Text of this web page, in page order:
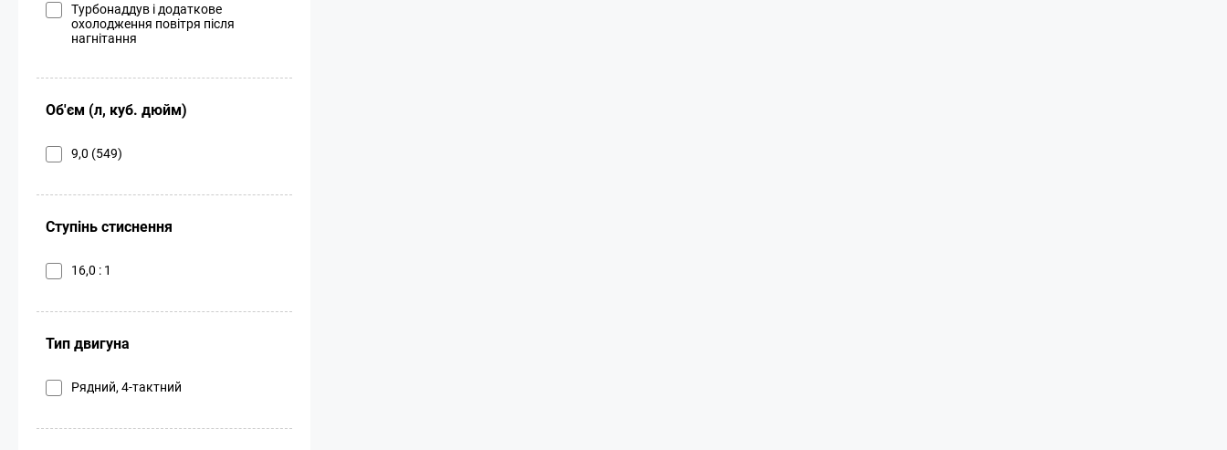
Турбонаддув і додаткове
охолодження повітря після
нагнітання
Об'єм (л, куб. дюйм)
9,0 (549)
Ступінь стиснення
16,0 : 1
Тип двигуна
Рядний, 4-тактний